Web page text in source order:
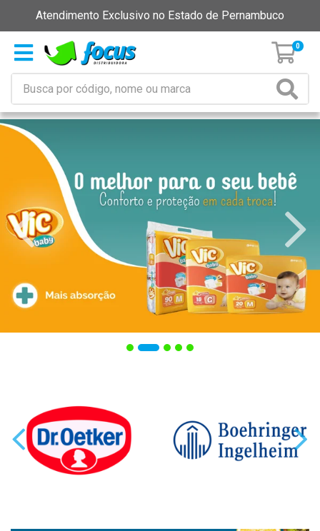
Atendimento Exclusivo no Estado de Pernambuco
0